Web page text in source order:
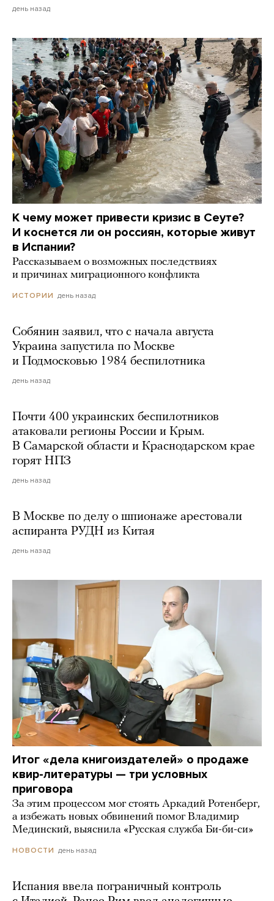
день назад
К чему может привести кризис в Сеуте?
И коснется ли он россиян, которые живут
в Испании?
Рассказываем о возможных последствиях
и причинах миграционного конфликта
ИСТОРИИ день назад
Собянин заявил, что с начала августа
Украина запустила по Москве
и Подмосковью 1984 беспилотника
день назад
Почти 400 украинских беспилотников
атаковали регионы России и Крым.
В Самарской области и Краснодарском крае
горят НПЗ
день назад
В Москве по делу о шпионаже арестовали
аспиранта РУДН из Китая
день назад
Итог «дела книгоиздателей» о продаже
квир-литературы — три условных
приговора
За этим процессом мог стоять Аркадий Ротенберг,
а избежать новых обвинений помог Владимир
Мединский, выяснила «Русская служба Би-би-си»
НОВОСТИ день назад
Испания ввела пограничный контроль